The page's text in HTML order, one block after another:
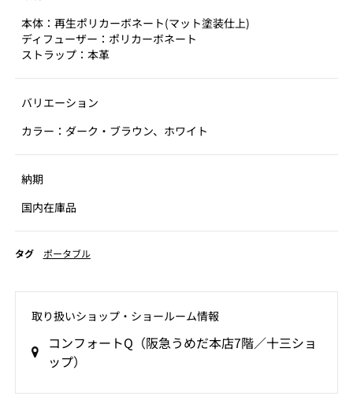
本体：再生ポリカーボネート(マット塗装仕上)
ディフューザー：ポリカーボネート
ストラップ：本革
バリエーション
カラー：ダーク・ブラウン、ホワイト
納期
国内在庫品
タグ ポータブル
取り扱いショップ‧ショールーム情報
コンフォートQ（阪急うめだ本店7階／十三ショ
ップ）